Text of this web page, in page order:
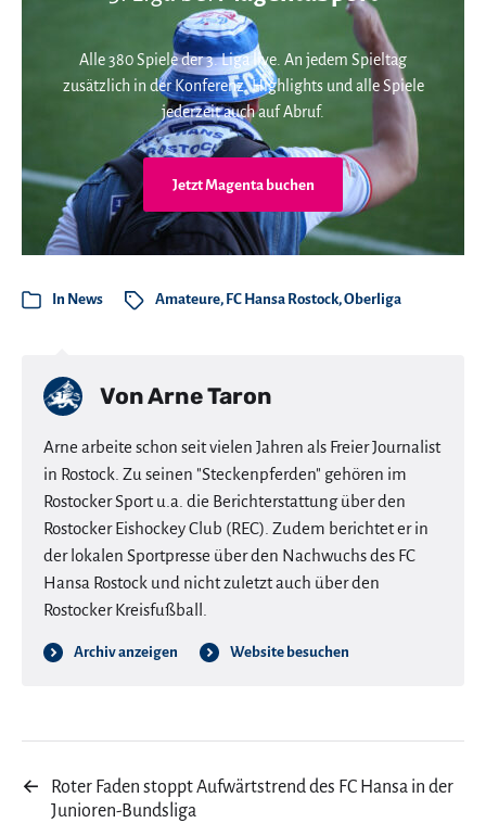
Alle 380 Spiele der 3. Liga live. An jedem Spieltag
zusätzlich in der Konferenz. Highlights und alle Spiele
jederzeit auch auf Abruf.
Jetzt Magenta buchen
In News Amateure, FC Hansa Rostock,Oberliga
VonArne Taron
Arne arbeite schon seit vielen Jahren als Freier Journalist
in Rostock. Zu seinen "Steckenpferden" gehören im
Rostocker Sport u.a. die Berichterstattung über den
Rostocker Eishockey Club (REC). Zudem berichtet er in
der lokalen Sportpresse über den Nachwuchs des FC
Hansa Rostock und nicht zuletzt auch über den
Rostocker Kreisfußball.
Archiv anzeigen Website besuchen
←
Roter Faden stoppt Aufwärtstrend des FC Hansa in der
Junioren-Bundsliga